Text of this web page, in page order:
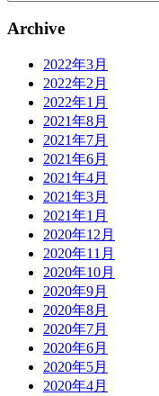
Archive
2022年3月
2022年2月
2022年1月
2021年8月
2021年7月
2021年6月
2021年4月
2021年3月
2021年1月
2020年12月
2020年11月
2020年10月
2020年9月
2020年8月
2020年7月
2020年6月
2020年5月
2020年4月